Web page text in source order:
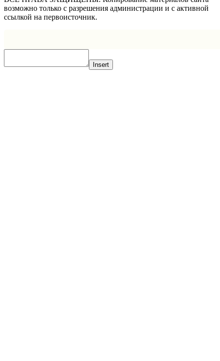
возможно только с разрешения администрации и с активной
ссылкой на первоисточник.
Insert